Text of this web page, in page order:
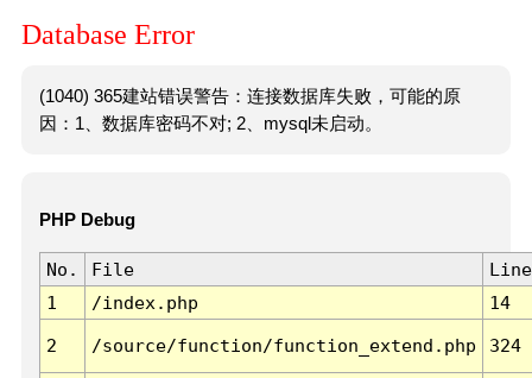
Database Error
(1040) 365建站错误警告：连接数据库失败，可能的原
因：1、数据库密码不对; 2、mysql未启动。
PHP Debug
No. File
Line
1
/index.php 14
2 /source/function/function_extend.php 324